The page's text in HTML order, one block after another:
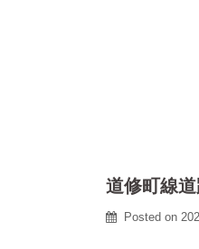
道修町線
Posted on